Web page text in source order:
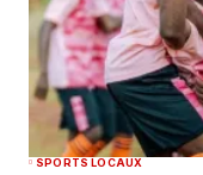
SPORTS LOCAUX